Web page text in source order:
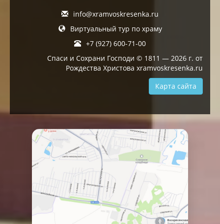
info@xramvoskresenka.ru
Виртуальный тур по храму
+7 (927) 600-71-00
Спаси и Сохрани Господи © 1811 — 2026 г. от
Рождества Христова xramvoskresenka.ru
Карта сайта